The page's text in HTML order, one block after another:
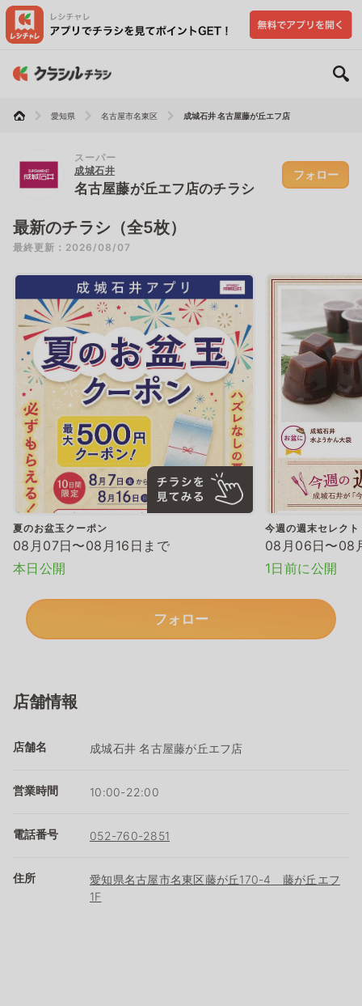
愛知県 名古屋市名東区 成城石井 名古屋藤が丘エフ店
スーパー
成城石井
名古屋藤が丘エフ店のチラシ
フォロー
最新のチラシ（全5枚）
最終更新：2026/08/07
夏のお盆玉クーポン
08月07日〜08月16日まで
本日公開
今週の週末セレクト
08月06日〜08
1日前に公開
フォロー
店舗情報
店舗名 成城石井 名古屋藤が丘エフ店
営業時間 10:00-22:00
電話番号 052-760-2851
住所
愛知県名古屋市名東区藤が丘170-4 藤が丘エフ
1F